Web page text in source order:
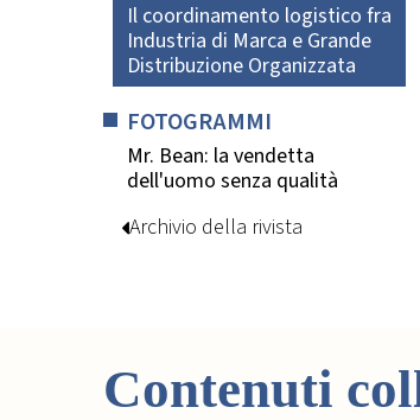
Il coordinamento logistico fra
Industria di Marca e Grande
Distribuzione Organizzata
FOTOGRAMMI
Mr. Bean: la vendetta
dell'uomo senza qualità
Archivio della rivista
Contenuti